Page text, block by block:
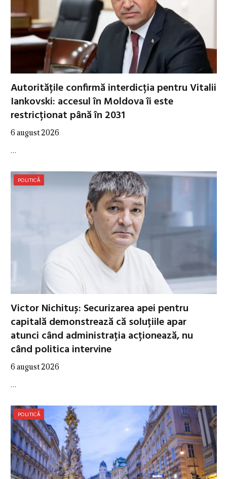
Autoritățile confirmă interdicția pentru Vitalii
Iankovski: accesul în Moldova îi este
restricționat până în 2031
6 august 2026
…
POLITICĂ
Victor Nichituș: Securizarea apei pentru
capitală demonstrează că soluțiile apar
atunci când administrația acționează, nu
când politica intervine
6 august 2026
…
POLITICĂ